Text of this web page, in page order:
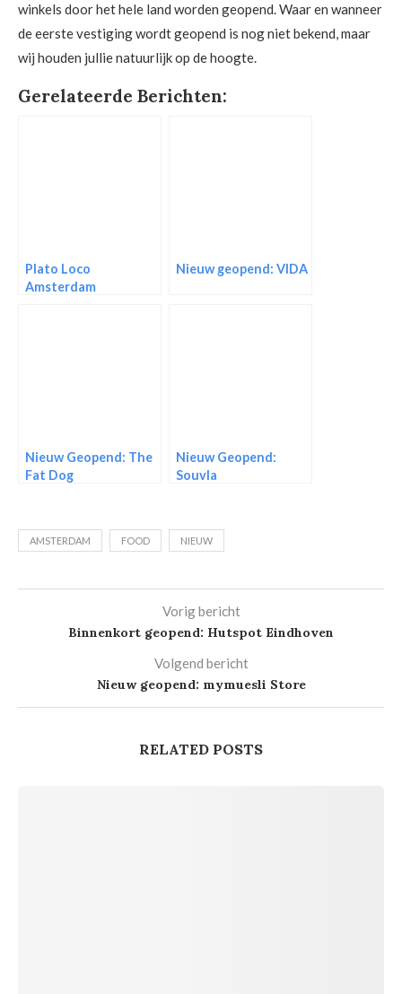
winkels door het hele land worden geopend. Waar en wanneer
de eerste vestiging wordt geopend is nog niet bekend, maar
wij houden jullie natuurlijk op de hoogte.
Gerelateerde Berichten:
Plato Loco
Amsterdam
Nieuw geopend: VIDA
Nieuw Geopend: The
Fat Dog
Nieuw Geopend:
Souvla
AMSTERDAM FOOD NIEUW
Vorig bericht
Binnenkort geopend: Hutspot Eindhoven
Volgend bericht
Nieuw geopend: mymuesli Store
RELATED POSTS